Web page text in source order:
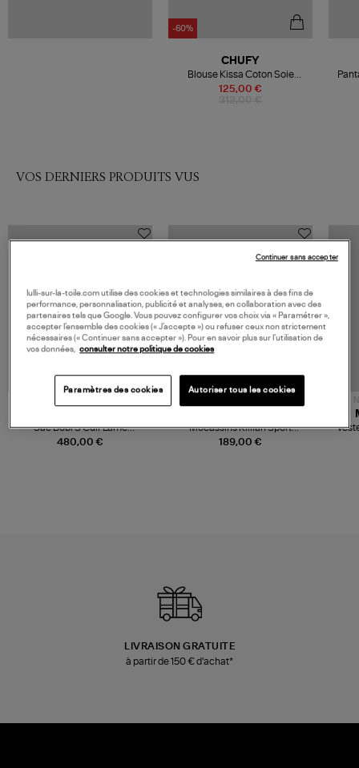
-60%
125,00 €
CHUFY
Blouse Kissa Coton Soie
Imprimé Rose
VOS DERNIERS PRODUITS VUS
480,00 €
Sac Bobi S Cuir Lamé
Champagne
189,00 €
Mocassins Killian Sport
Mousse
LIVRAISON GRATUITE
à partir de 150 € d'achat*
lulli-sur-la-toile.com utilise des cookies et technologies similaires à des fins de
performance, personnalisation, publicité et analyses, en collaboration avec des
partenaires tels que Google. Vous pouvez configurer vos choix via « Paramétrer »,
accepter l’ensemble des cookies (« J’accepte ») ou refuser ceux non strictement
nécessaires (« Continuer sans accepter »). Pour en savoir plus sur l’utilisation de
vos données,
consulter notre politique de cookies
Paramètres des cookies Autoriser tous les cookies
Continuer sans accepter